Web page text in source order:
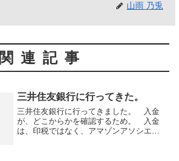
山雨 乃兎
関連記事
三井住友銀行に行ってきた。
三井住友銀行に行ってきました。 入金
が、どこからかを確認するため。 入金
は、印税ではなく、アマゾンアソシエイ